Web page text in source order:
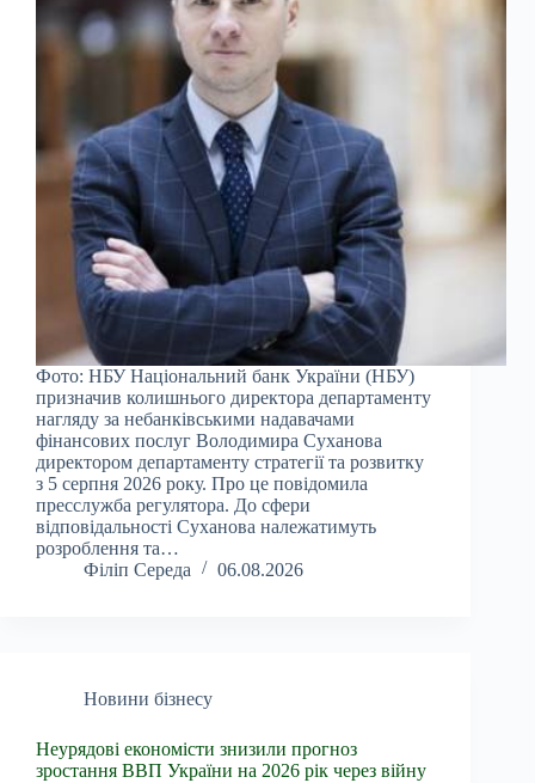
Фото: НБУ Національний банк України (НБУ)
призначив колишнього директора департаменту
нагляду за небанківськими надавачами
фінансових послуг Володимира Суханова
директором департаменту стратегії та розвитку
з 5 серпня 2026 року. Про це повідомила
пресслужба регулятора. До сфери
відповідальності Суханова належатимуть
розроблення та…
Філіп Середа
06.08.2026
Новини бізнесу
Неурядові економісти знизили прогноз
зростання ВВП України на 2026 рік через війну